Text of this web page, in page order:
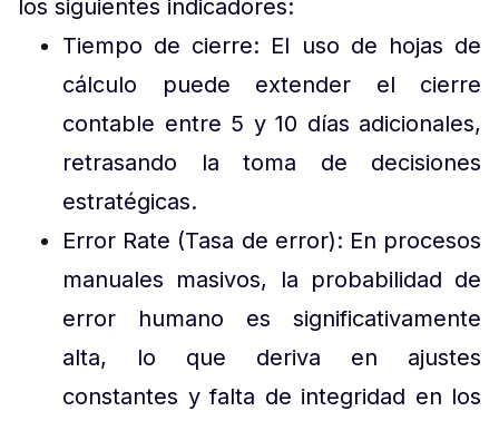
los siguientes indicadores:
Tiempo de cierre: El uso de hojas de
cálculo puede extender el cierre
contable entre 5 y 10 días adicionales,
retrasando la toma de decisiones
estratégicas.
Error Rate (Tasa de error): En procesos
manuales masivos, la probabilidad de
error humano es significativamente
alta, lo que deriva en ajustes
constantes y falta de integridad en los